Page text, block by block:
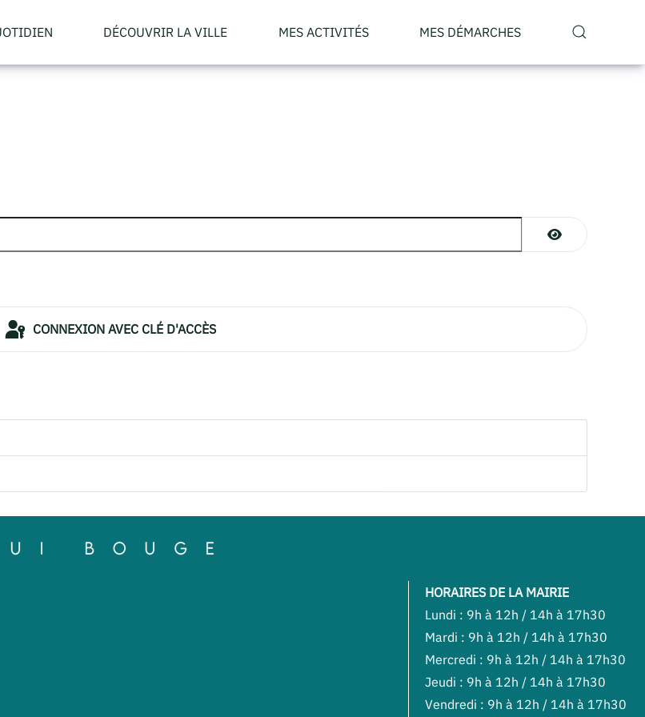
DÉCOUVRIR LA VILLE MES ACTIVITÉS MES DÉMARCHES
CONNEXION AVEC CLÉ D'ACCÈS
HORAIRES DE LA MAIRIE
Lundi : 9h à 12h / 14h à 17h30
Mardi : 9h à 12h / 14h à 17h30
Mercredi : 9h à 12h / 14h à 17h30
Jeudi : 9h à 12h / 14h à 17h30
Vendredi : 9h à 12h / 14h à 17h30